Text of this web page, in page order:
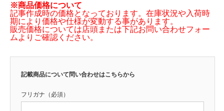
※商品価格について
記事作成時の価格となっております。在庫状況や入荷時
期により価格や仕様が変動する事があります。
販売価格については店頭または下記お問い合わせフォー
ムよりご確認ください。
記載商品について問い合わせはこちらから
フリガナ（必須）